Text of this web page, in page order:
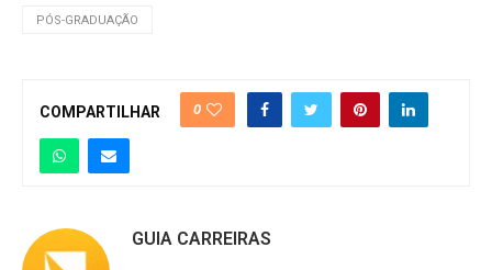
PÓS-GRADUAÇÃO
COMPARTILHAR 0
GUIA CARREIRAS